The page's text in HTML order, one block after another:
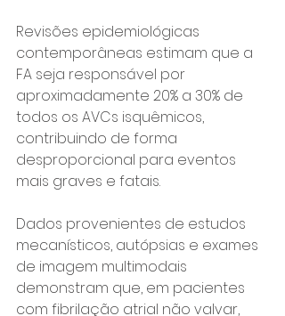
Revisões epidemiológicas
contemporâneas estimam que a
FA seja responsável por
aproximadamente 20% a 30% de
todos os AVCs isquêmicos,
contribuindo de forma
desproporcional para eventos
mais graves e fatais.
Dados provenientes de estudos
mecanísticos, autópsias e exames
de imagem multimodais
demonstram que, em pacientes
com fibrilação atrial não valvar,